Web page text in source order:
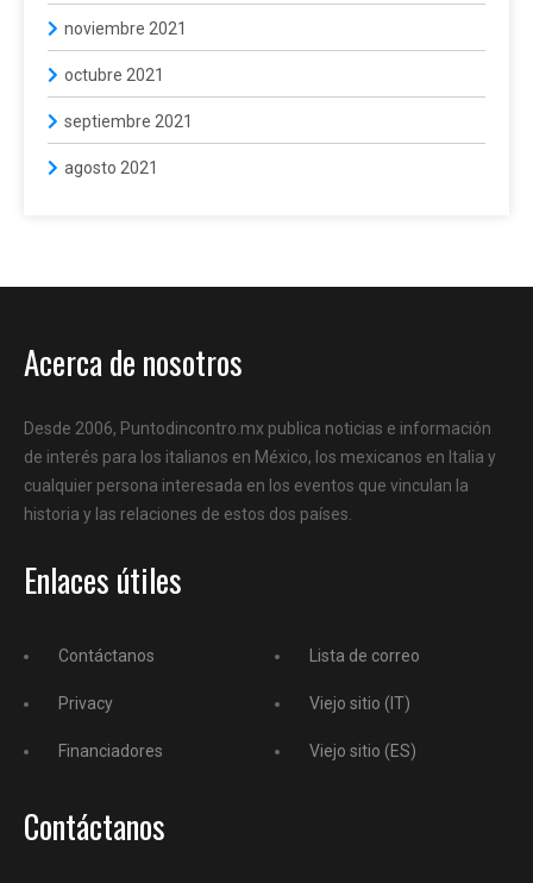
noviembre 2021
octubre 2021
septiembre 2021
agosto 2021
Acerca de nosotros
Desde 2006, Puntodincontro.mx publica noticias e información
de interés para los italianos en México, los mexicanos en Italia y
cualquier persona interesada en los eventos que vinculan la
historia y las relaciones de estos dos países.
Enlaces útiles
Contáctanos
Privacy
Financiadores
Lista de correo
Viejo sitio (IT)
Viejo sitio (ES)
Contáctanos